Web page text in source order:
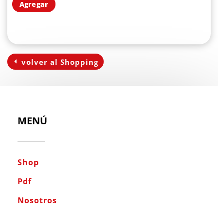
Agregar
volver al Shopping
MENÚ
Shop
Pdf
Nosotros